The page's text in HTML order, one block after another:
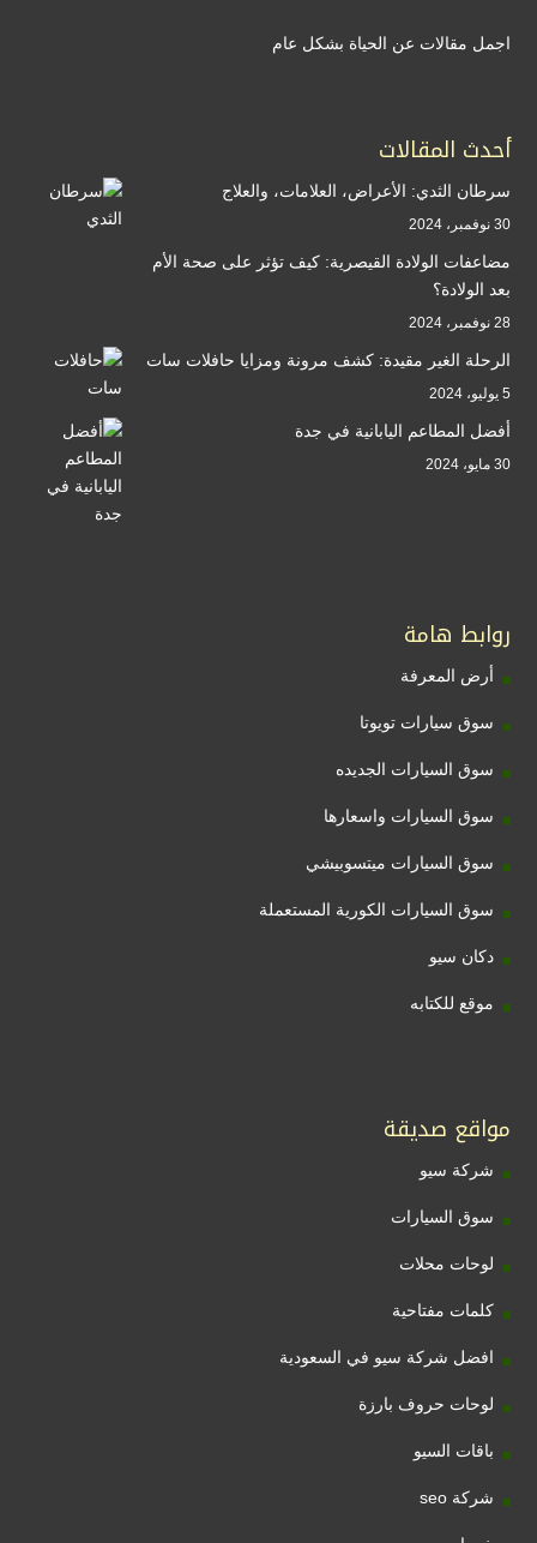
اجمل مقالات عن الحياة بشكل عام
أحدث المقالات
سرطان الثدي: الأعراض، العلامات، والعلاج
30 نوفمبر، 2024
مضاعفات الولادة القيصرية: كيف تؤثر على صحة الأم
بعد الولادة؟
28 نوفمبر، 2024
الرحلة الغير مقيدة: كشف مرونة ومزايا حافلات سات
5 يوليو، 2024
أفضل المطاعم اليابانية في جدة
30 مايو، 2024
روابط هامة
أرض المعرفة
سوق سيارات تويوتا
سوق السيارات الجديده
سوق السيارات واسعارها
سوق السيارات ميتسوبيشي
سوق السيارات الكورية المستعملة
دكان سيو
موقع للكتابه
مواقع صديقة
شركة سيو
سوق السيارات
لوحات محلات
كلمات مفتاحية
افضل شركة سيو في السعودية
لوحات حروف بارزة
باقات السيو
شركة seo